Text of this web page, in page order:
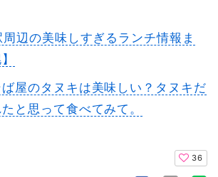
辺の美味しすぎるランチ情報ま
ば屋のタヌキは美味しい？タヌキだ
と思って食べてみて。
36